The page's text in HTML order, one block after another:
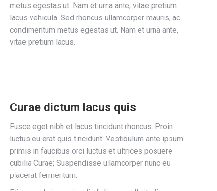
metus egestas ut. Nam et urna ante, vitae pretium
lacus vehicula. Sed rhoncus ullamcorper mauris, ac
condimentum metus egestas ut. Nam et urna ante,
vitae pretium lacus.
Curae dictum lacus quis
Fusce eget nibh et lacus tincidunt rhoncus. Proin
luctus eu erat quis tincidunt. Vestibulum ante ipsum
primis in faucibus orci luctus et ultrices posuere
cubilia Curae; Suspendisse ullamcorper nunc eu
placerat fermentum.